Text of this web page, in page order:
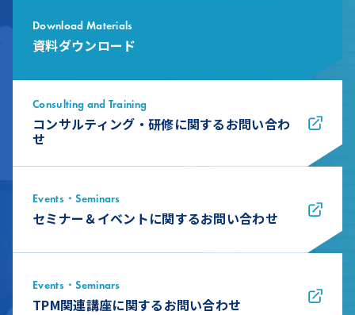
Download Materials
資料ダウンロード
Consulting and Training
コンサルティング・研修に関するお問い合わ
せ
Events・Seminars
セミナー＆イベントに関するお問い合わせ
Events・Seminars
TPM関連講座に関するお問い合わせ